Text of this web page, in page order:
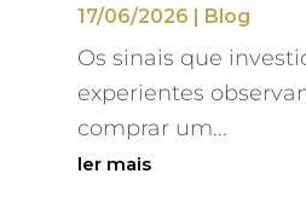
17/06/2026 Blog
Os sinais que
experientes
comprar um...
ler mais